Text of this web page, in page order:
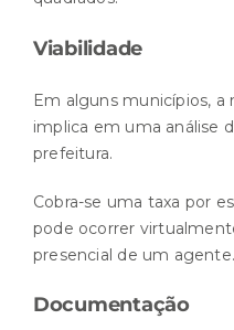
Viabilidade
Em alguns municípios,
implica em uma análise
prefeitura.
Cobra-se uma taxa por
pode ocorrer
presencial de um agente.
Documentação